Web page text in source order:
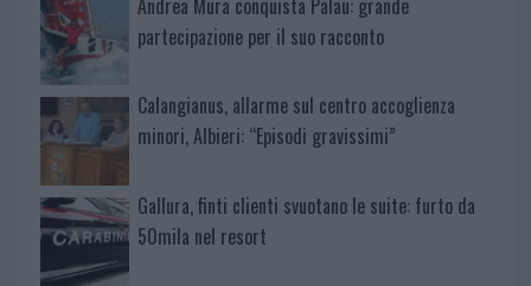
partecipazione per il suo racconto
Calangianus, allarme sul centro accoglienza
minori, Albieri: “Episodi gravissimi”
Gallura, finti clienti svuotano le suite: furto da
50mila nel resort